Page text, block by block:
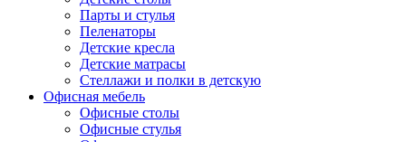
Парты и стулья
Пеленаторы
Детские кресла
Детские матрасы
Стеллажи и полки в детскую
Офисная мебель
Офисные столы
Офисные стулья